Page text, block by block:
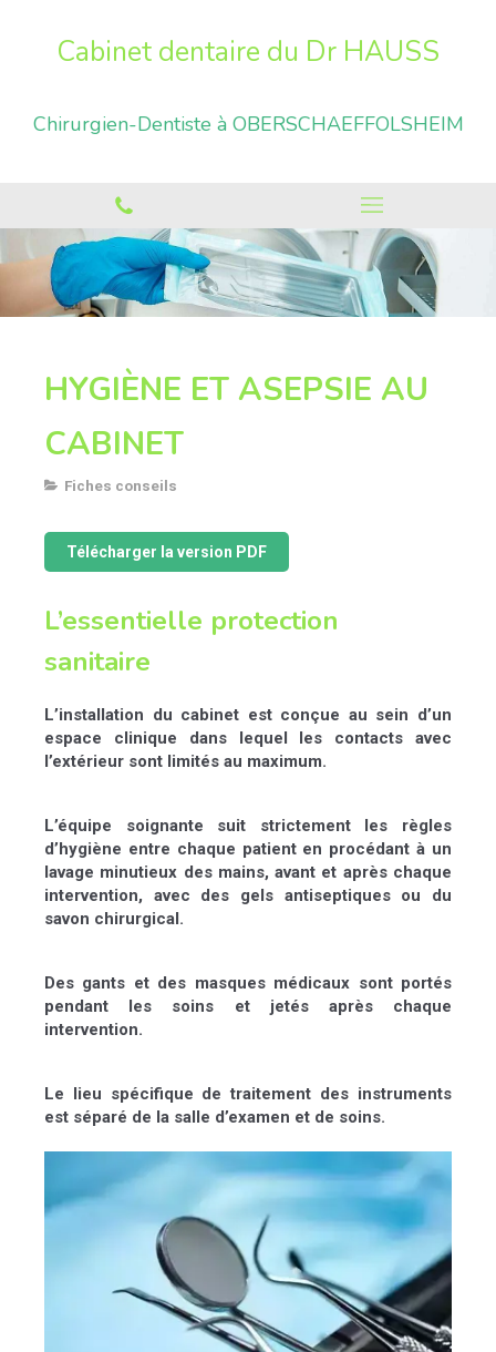
Cabinet dentaire du Dr HAUSS
Chirurgien-Dentiste à OBERSCHAEFFOLSHEIM
HYGIÈNE ET ASEPSIE AU
CABINET
Fiches conseils
Télécharger la version PDF
L’essentielle protection
sanitaire
L’installation du cabinet est conçue au sein d’un
espace clinique dans lequel les contacts avec
l’extérieur sont limités au maximum.
L’équipe soignante suit strictement les règles
d’hygiène entre chaque patient en procédant à un
lavage minutieux des mains, avant et après chaque
intervention, avec des gels antiseptiques ou du
savon chirurgical.
Des gants et des masques médicaux sont portés
pendant les soins et jetés après chaque
intervention.
Le lieu spécifique de traitement des instruments
est séparé de la salle d’examen et de soins.